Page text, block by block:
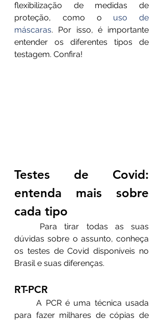
flexibilização de medidas de
proteção, como o uso de
máscaras. Por isso, é importante
entender os diferentes tipos de
testagem. Confira!
Testes de Covid:
entenda mais sobre
cada tipo
dúvidas sobre o assunto, conheça
os testes de Covid disponíveis no
Brasil e suas diferenças.
RT-PCR
	A PCR é uma técnica usada
para fazer milhares de cópias de